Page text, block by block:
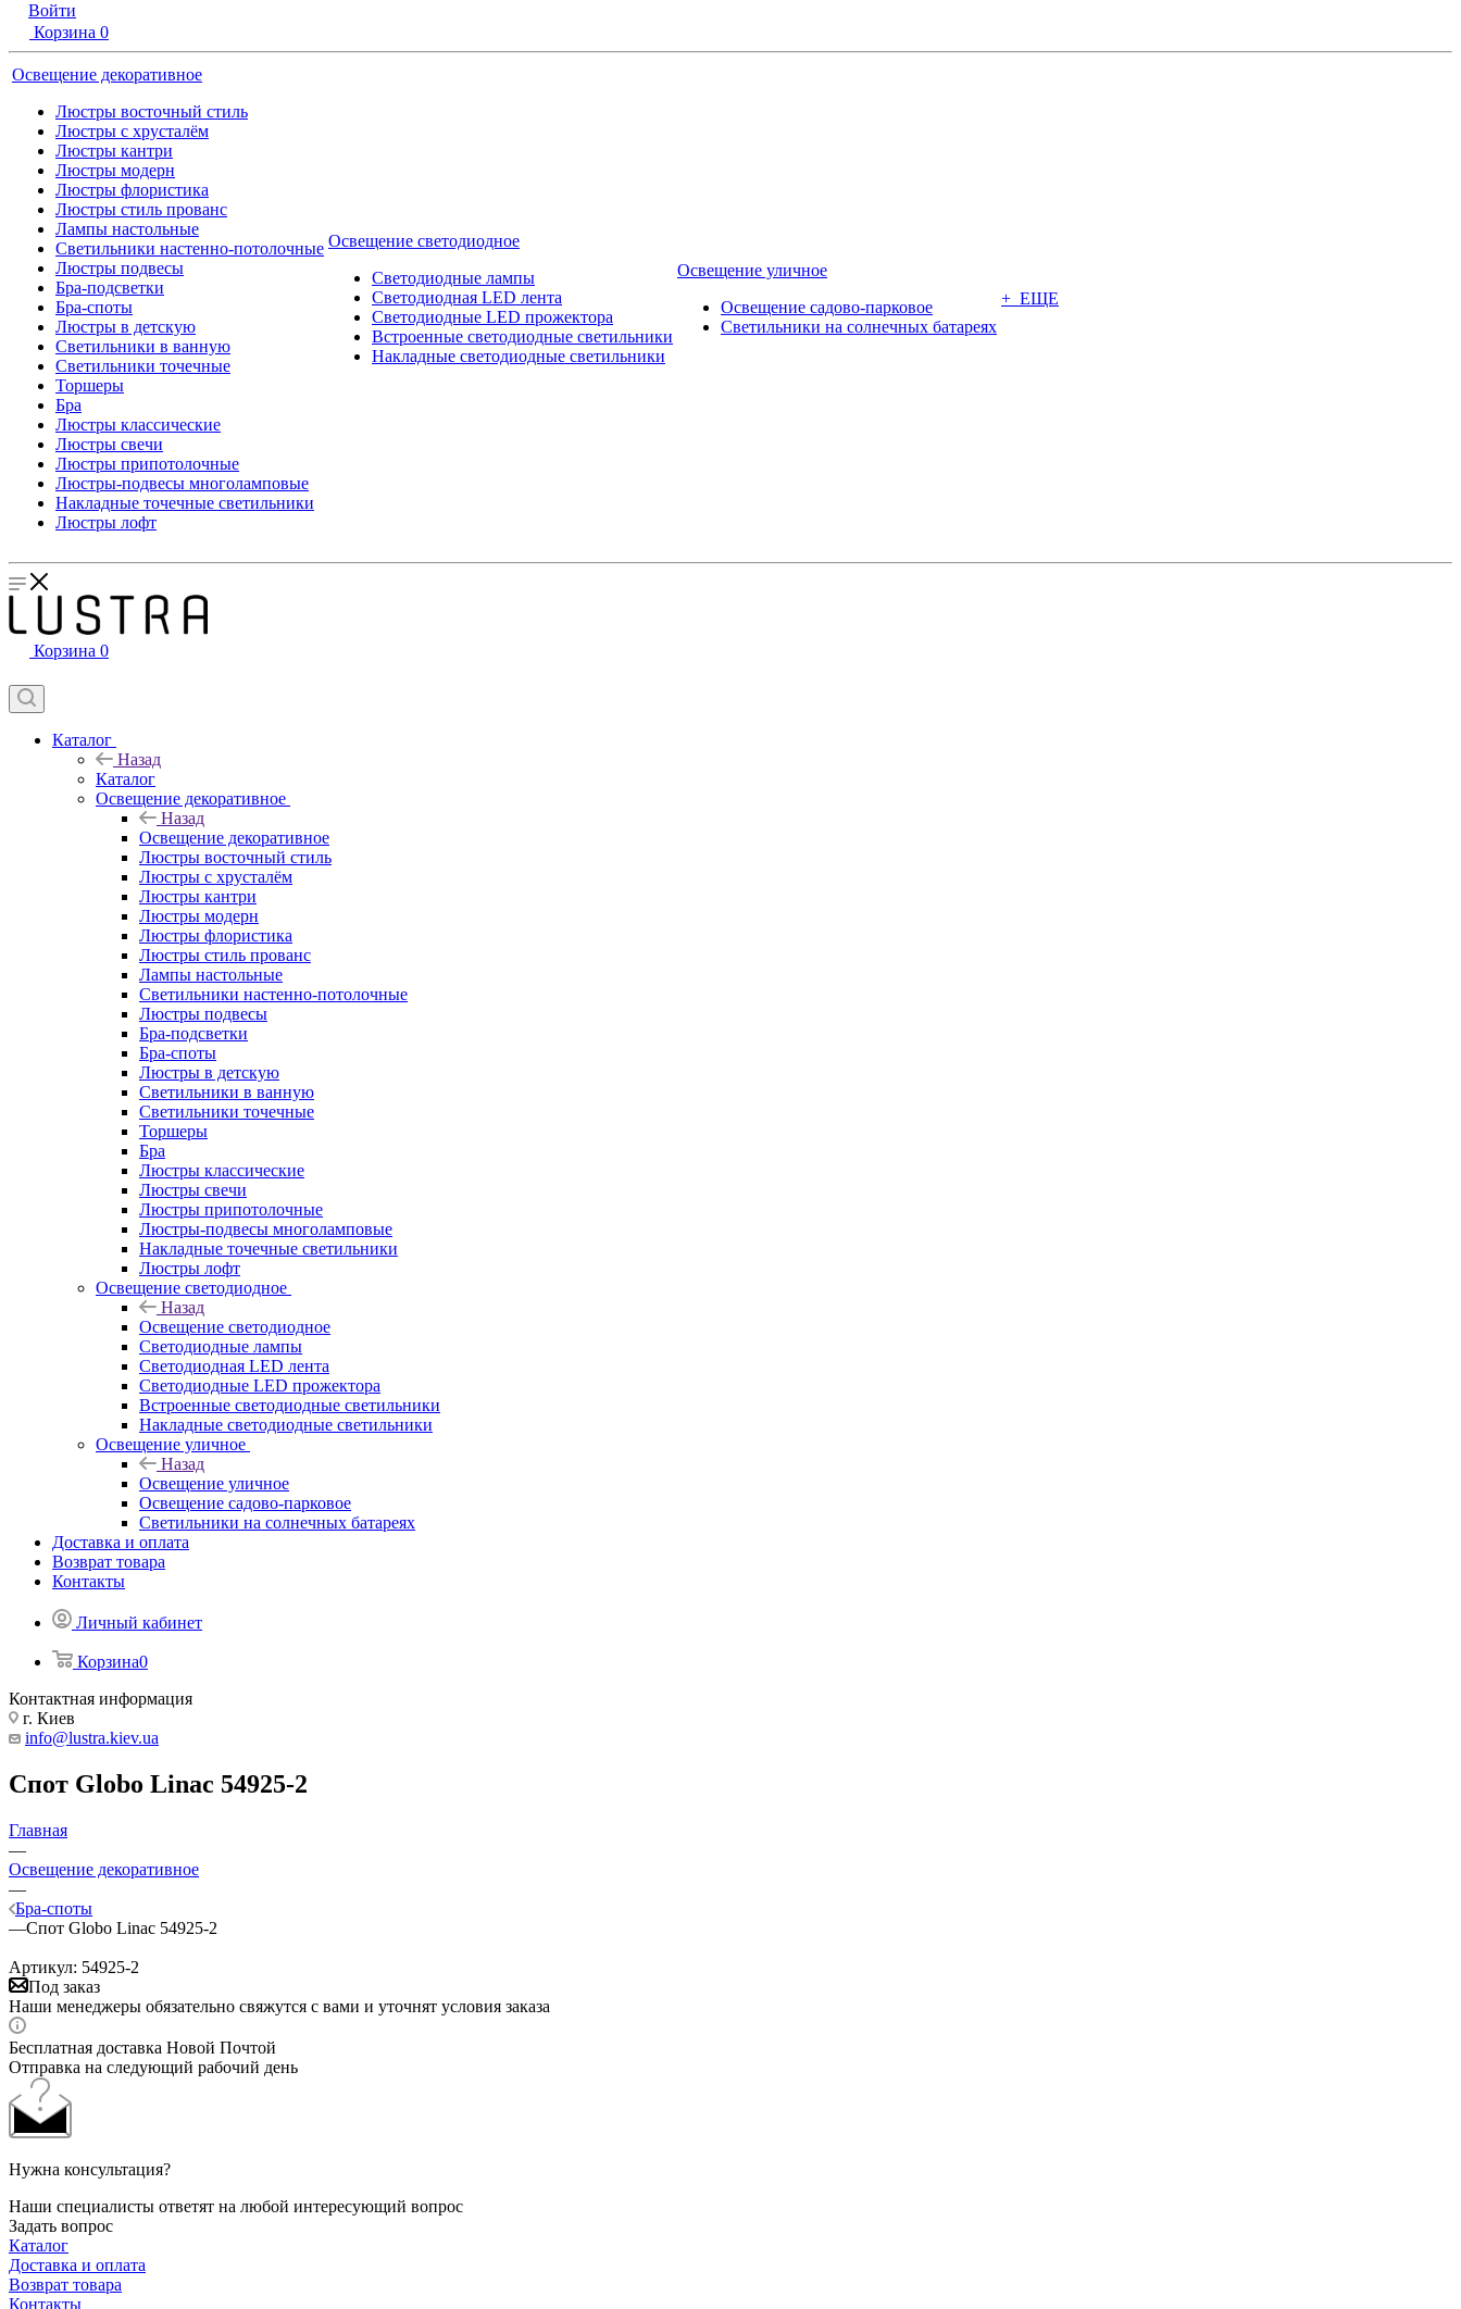
Войти
Корзина 0
Освещение декоративное
Люстры восточный стиль
Люстры с хрусталём
Люстры кантри
Люстры модерн
Люстры флористика
Люстры стиль прованс
Лампы настольные
Светильники настенно-потолочные
Люстры подвесы
Бра-подсветки
Бра-споты
Люстры в детскую
Светильники в ванную
Светильники точечные
Торшеры
Бра
Люстры классические
Люстры свечи
Люстры припотолочные
Люстры-подвесы многоламповые
Накладные точечные светильники
Люстры лофт
Освещение светодиодное
Светодиодные лампы
Светодиодная LED лента
Светодиодные LED прожектора
Встроенные светодиодные светильники
Накладные светодиодные светильники
Освещение уличное
Освещение садово-парковое
Светильники на солнечных батареях
+ ЕЩЕ
Корзина 0
Каталог
Назад
Каталог
Освещение декоративное
Назад
Освещение декоративное
Люстры восточный стиль
Люстры с хрусталём
Люстры кантри
Люстры модерн
Люстры флористика
Люстры стиль прованс
Лампы настольные
Светильники настенно-потолочные
Люстры подвесы
Бра-подсветки
Бра-споты
Люстры в детскую
Светильники в ванную
Светильники точечные
Торшеры
Бра
Люстры классические
Люстры свечи
Люстры припотолочные
Люстры-подвесы многоламповые
Накладные точечные светильники
Люстры лофт
Освещение светодиодное
Назад
Освещение светодиодное
Светодиодные лампы
Светодиодная LED лента
Светодиодные LED прожектора
Встроенные светодиодные светильники
Накладные светодиодные светильники
Освещение уличное
Назад
Освещение уличное
Освещение садово-парковое
Светильники на солнечных батареях
Доставка и оплата
Возврат товара
Контакты
Личный кабинет
Корзина0
Контактная информация
г. Киев
info@lustra.kiev.ua
Спот Globo Linac 54925-2
Главная
—
Освещение декоративное
—
Бра-споты
—Спот Globo Linac 54925-2
Артикул: 54925-2
Под заказ
Наши менеджеры обязательно свяжутся с вами и уточнят условия заказа
Бесплатная доставка Новой Почтой
Отправка на следующий рабочий день
Нужна консультация?
Наши специалисты ответят на любой интересующий вопрос
Задать вопрос
Каталог
Доставка и оплата
Возврат товара
Контакты